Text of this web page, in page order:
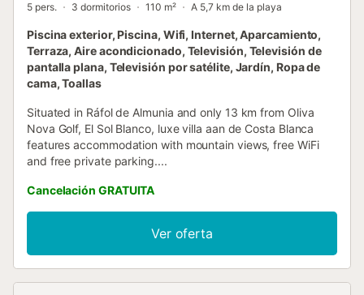
5 pers. 3 dormitorios 110 m² A 5,7 km de la playa
Piscina exterior, Piscina, Wifi, Internet, Aparcamiento,
Terraza, Aire acondicionado, Televisión, Televisión de
pantalla plana, Televisión por satélite, Jardín, Ropa de
cama, Toallas
Situated in Ráfol de Almunia and only 13 km from Oliva
Nova Golf, El Sol Blanco, luxe villa aan de Costa Blanca
features accommodation with mountain views, free WiFi
and free private parking....
Cancelación GRATUITA
Ver oferta